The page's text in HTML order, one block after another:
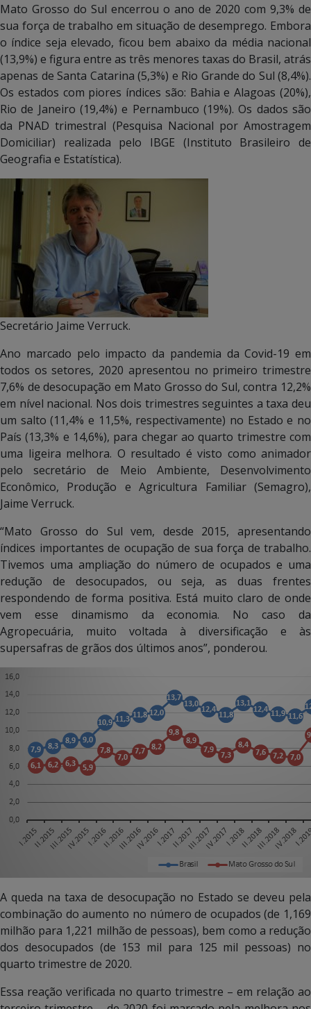
Mato Grosso do Sul encerrou o ano de 2020 com 9,3% de
sua força de trabalho em situação de desemprego. Embora
o índice seja elevado, ficou bem abaixo da média nacional
(13,9%) e figura entre as três menores taxas do Brasil, atrás
apenas de Santa Catarina (5,3%) e Rio Grande do Sul (8,4%).
Os estados com piores índices são: Bahia e Alagoas (20%),
Rio de Janeiro (19,4%) e Pernambuco (19%). Os dados são
da PNAD trimestral (Pesquisa Nacional por Amostragem
Domiciliar) realizada pelo IBGE (Instituto Brasileiro de
Geografia e Estatística).
Secretário Jaime Verruck.
Ano marcado pelo impacto da pandemia da Covid-19 em
todos os setores, 2020 apresentou no primeiro trimestre
7,6% de desocupação em Mato Grosso do Sul, contra 12,2%
em nível nacional. Nos dois trimestres seguintes a taxa deu
um salto (11,4% e 11,5%, respectivamente) no Estado e no
País (13,3% e 14,6%), para chegar ao quarto trimestre com
uma ligeira melhora. O resultado é visto como animador
pelo secretário de Meio Ambiente, Desenvolvimento
Econômico, Produção e Agricultura Familiar (Semagro),
Jaime Verruck.
“Mato Grosso do Sul vem, desde 2015, apresentando
índices importantes de ocupação de sua força de trabalho.
Tivemos uma ampliação do número de ocupados e uma
redução de desocupados, ou seja, as duas frentes
respondendo de forma positiva. Está muito claro de onde
vem esse dinamismo da economia. No caso da
Agropecuária, muito voltada à diversificação e às
supersafras de grãos dos últimos anos”, ponderou.
A queda na taxa de desocupação no Estado se deveu pela
combinação do aumento no número de ocupados (de 1,169
milhão para 1,221 milhão de pessoas), bem como a redução
dos desocupados (de 153 mil para 125 mil pessoas) no
quarto trimestre de 2020.
Essa reação verificada no quarto trimestre – em relação ao